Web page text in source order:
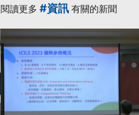
閱讀更多 #資訊 有關的新聞